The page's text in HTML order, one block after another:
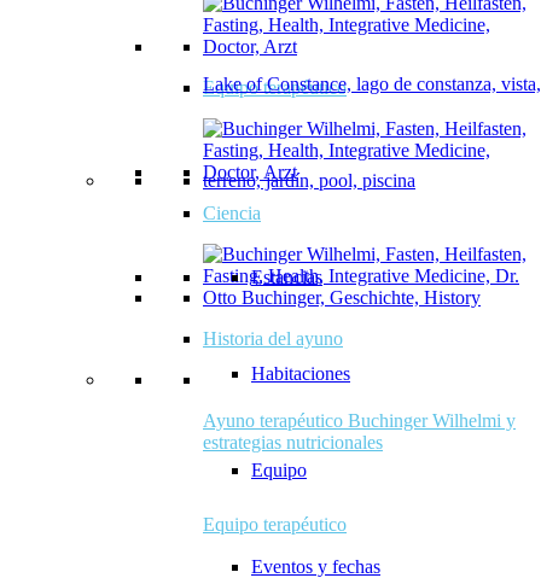
Estancias
Habitaciones
Equipo
Eventos y fechas
Equipo terapéutico
Ciencia
Historia del ayuno
Ayuno terapéutico Buchinger Wilhelmi y
estrategias nutricionales
Equipo terapéutico